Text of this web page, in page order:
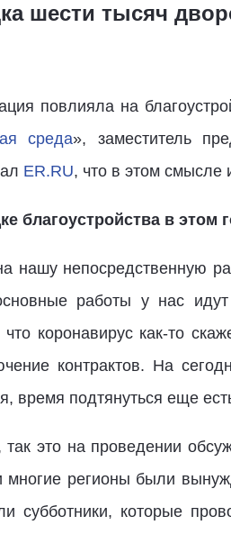
шести тысяч
повлияла на
среда», заместитель
ER.RU, что в этом смысле
благоустройства в этом
непосредственную
работы у нас
коронавирус как-то
контрактов. На
время подтянуться еще
это на проведении
многие регионы были
субботники, которые